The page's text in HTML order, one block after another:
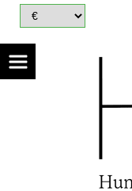
Panneau de gestion des